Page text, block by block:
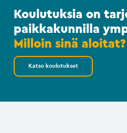
Koulutuksia on
paikkakunnilla
Milloin sinä aloitat?
Katso koulutukset